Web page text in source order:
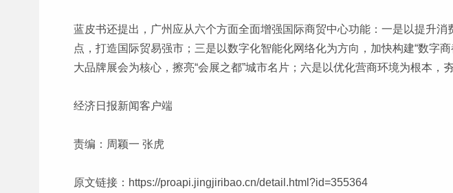
蓝皮书还提出，广州应从六个方面全面增强国际商贸中心功能：一是以提升
点，打造国际贸易强市；三是以数字化智能化网络化为方向，加快构建“数字
大品牌展会为核心，擦亮“会展之都”城市名片；六是以优化营商环境为根本，
经济日报新闻客户端
责编：周颖一 张虎
原文链接： https://proapi.jingjiribao.cn/detail.html?id=355364